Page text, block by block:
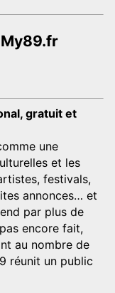
gratuit et
une
et les
festivals,
annonces… et
par plus de
encore fait,
au nombre de
réunit un public